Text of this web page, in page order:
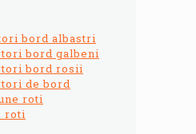
bord albastri
bord galbeni
bord rosii
de bord
roti
roti